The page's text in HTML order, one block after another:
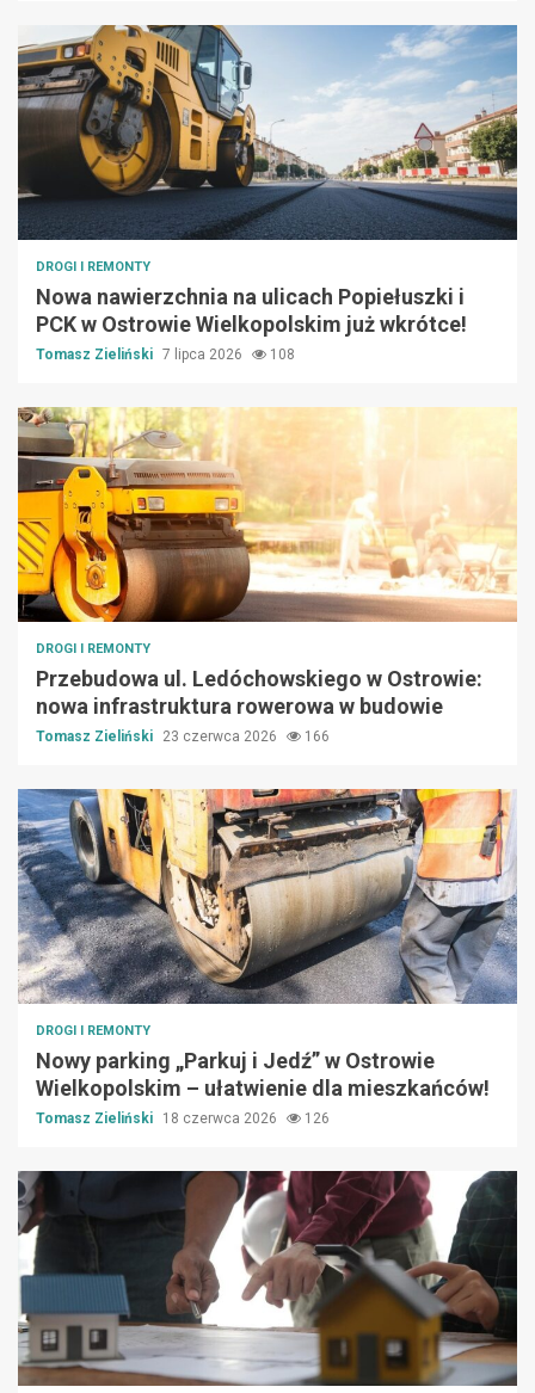
DROGI I REMONTY
Nowa nawierzchnia na ulicach Popiełuszki i
PCK w Ostrowie Wielkopolskim już wkrótce!
Tomasz Zieliński 7 lipca 2026 108
DROGI I REMONTY
Przebudowa ul. Ledóchowskiego w Ostrowie:
nowa infrastruktura rowerowa w budowie
Tomasz Zieliński 23 czerwca 2026 166
DROGI I REMONTY
Nowy parking „Parkuj i Jedź” w Ostrowie
Wielkopolskim – ułatwienie dla mieszkańców!
Tomasz Zieliński 18 czerwca 2026 126